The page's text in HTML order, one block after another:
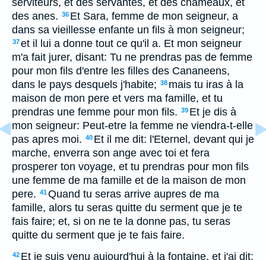
serviteurs, et des servantes, et des chameaux, et
des anes. 36 Et Sara, femme de mon seigneur, a
dans sa vieillesse enfante un fils à mon seigneur;
37et il lui a donne tout ce qu'il a. Et mon seigneur
m'a fait jurer, disant: Tu ne prendras pas de femme
pour mon fils d'entre les filles des Cananeens,
dans le pays desquels j'habite; 38 mais tu iras à la
maison de mon pere et vers ma famille, et tu
prendras une femme pour mon fils. 39 Et je dis à
mon seigneur: Peut-etre la femme ne viendra-t-elle
pas apres moi. 40 Et il me dit: l'Eternel, devant qui je
marche, enverra son ange avec toi et fera
prosperer ton voyage, et tu prendras pour mon fils
une femme de ma famille et de la maison de mon
pere. 41Quand tu seras arrive aupres de ma
famille, alors tu seras quitte du serment que je te
fais faire; et, si on ne te la donne pas, tu seras
quitte du serment que je te fais faire.
42 Et je suis venu aujourd'hui à la fontaine, et j'ai dit: